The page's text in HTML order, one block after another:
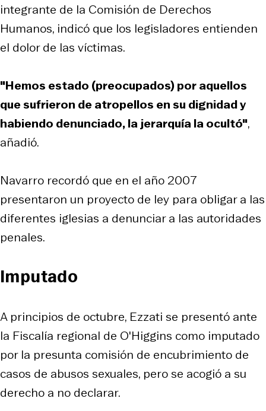
integrante de la Comisión de Derechos
Humanos, indicó que los legisladores entienden
el dolor de las víctimas.
"Hemos estado (preocupados) por aquellos
que sufrieron de atropellos en su dignidad y
habiendo denunciado, la jerarquía la ocultó",
añadió.
Navarro recordó que en el año 2007
presentaron un proyecto de ley para obligar a las
diferentes iglesias a denunciar a las autoridades
penales.
Imputado
A principios de octubre, Ezzati se presentó ante
la Fiscalía regional de O'Higgins como imputado
por la presunta comisión de encubrimiento de
casos de abusos sexuales, pero se acogió a su
derecho a no declarar.